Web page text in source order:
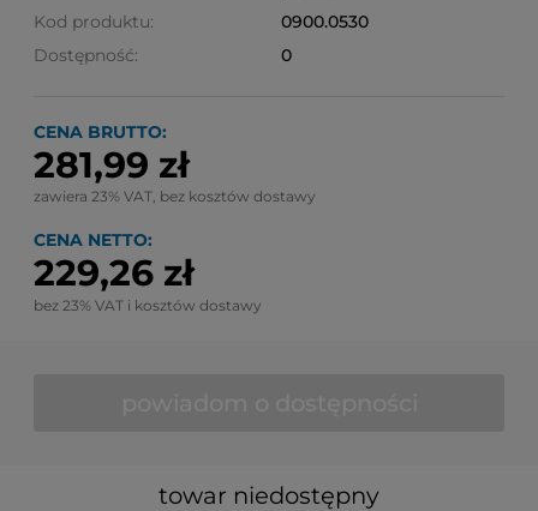
Kod produktu:
0900.0530
Dostępność:
0
CENA BRUTTO:
281,99 zł
zawiera 23% VAT, bez kosztów dostawy
CENA NETTO:
229,26 zł
bez 23% VAT i kosztów dostawy
towar niedostępny